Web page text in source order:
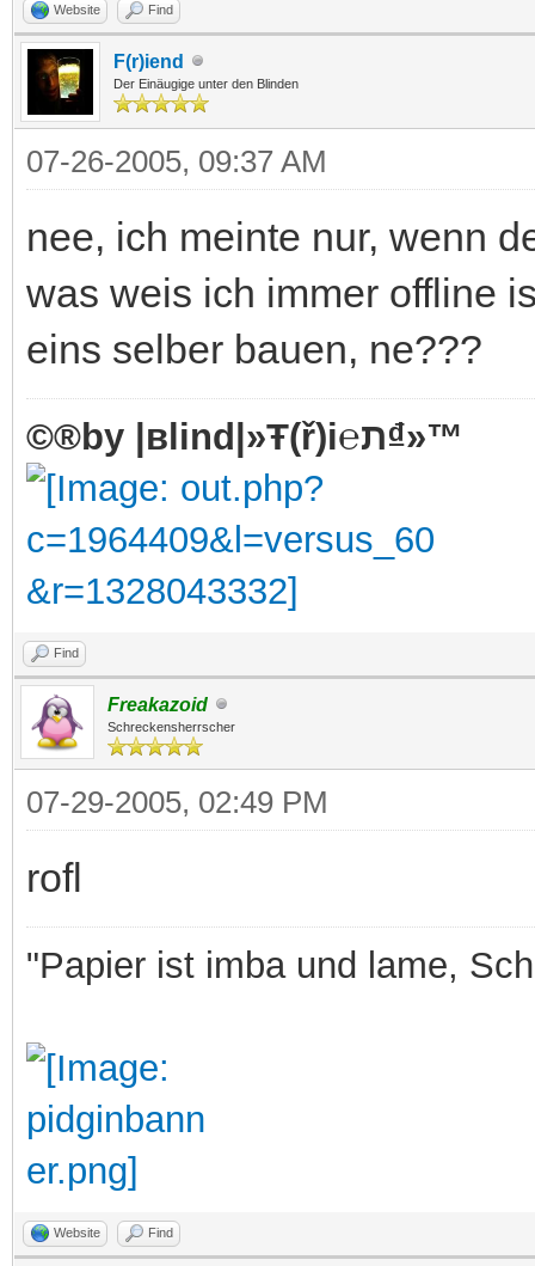
Website Find
F(r)iend
Der Einäugige unter den Blinden
07-26-2005, 09:37 AM
nee, ich meinte nur, wenn
was weis ich immer offline
eins selber bauen, ne???
©®by |вlind|»Ŧ(ř)i℮ת₫»™
Find
Freakazoid
Schreckensherrscher
07-29-2005, 02:49 PM
rofl
"Papier ist imba und lame,
Website Find